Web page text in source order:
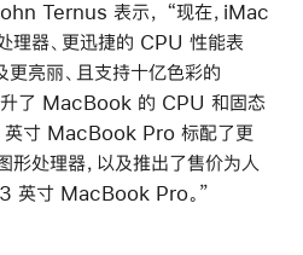
Ternus 表示， “现在，iMac
理器、更迅捷的 CPU 性能表
亮丽、且支持十亿色彩的
升了 MacBook 的 CPU 和固态
英寸 MacBook Pro 标配了更
形处理器，以及推出了售价为人
英寸 MacBook Pro。”